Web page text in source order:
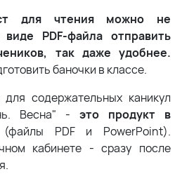
для чтения можно не
PDF-файла отправить
так даже удобнее.
баночки в классе.
содержательных каникул
Весна" - это продукт в
(файлы PDF и PowerPoint).
кабинете - сразу после